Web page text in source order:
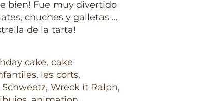
bien! Fue muy divertido
chuches y galletas …
de la tarta!